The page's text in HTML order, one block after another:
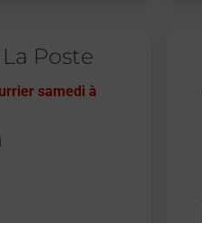
Poste
samedi à